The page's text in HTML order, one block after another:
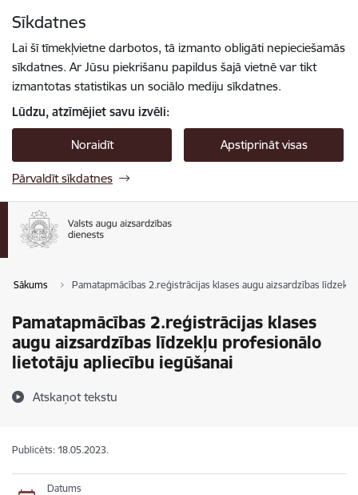
Sīkdatnes
Lai šī tīmekļvietne darbotos, tā izmanto obligāti nepieciešamās
sīkdatnes. Ar Jūsu piekrišanu papildus šajā vietnē var tikt
izmantotas statistikas un sociālo mediju sīkdatnes.
Lūdzu, atzīmējiet savu izvēli:
Noraidīt Apstiprināt visas
Pārvaldīt sīkdatnes
Sākums Pamatapmācības 2.reģistrācijas klases augu aizsardzības
Pamatapmācības 2.reģistrācijas klases
augu aizsardzības līdzekļu profesionālo
lietotāju apliecību iegūšanai
Atskaņot tekstu
Publicēts: 18.05.2023.
Datums